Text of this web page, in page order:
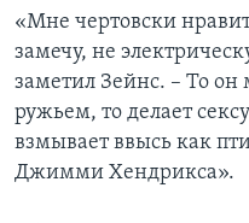
«Мне чертовски
замечу, не
заметил Зейнс. – То
ружьем, то делает
взмывает ввысь как
Джимми Хендрикса».